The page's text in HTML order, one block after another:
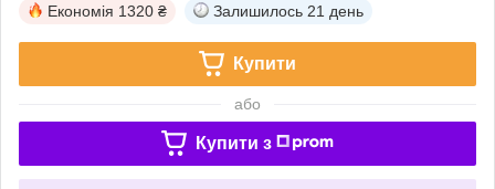
Економія 1320 ₴ Залишилось 21 день
Купити
або
Купити з